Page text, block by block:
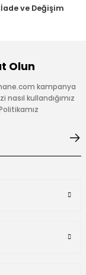
ve Değişim
Olun
kampanya
kullandığımız